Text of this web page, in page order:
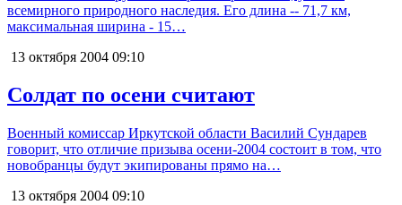
всемирного природного наследия. Его длина -- 71,7 км,
максимальная ширина - 15…
13 октября 2004 09:10
Солдат по осени считают
Военный комиссар Иркутской области Василий Сундарев
говорит, что отличие призыва осени-2004 состоит в том, что
новобранцы будут экипированы прямо на…
13 октября 2004 09:10